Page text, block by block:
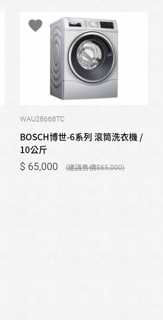
WAU28668TC
BOSCH博世-6系列 滾筒洗衣機 /
10公斤
65,000 65,000